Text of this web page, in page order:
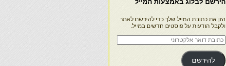
הזן את כתובת המייל שלך כדי להירשם לאתר
ולקבל הודעות על פוסטים חדשים במייל.
כתובת
דואר
אלקטרוני
להירשם